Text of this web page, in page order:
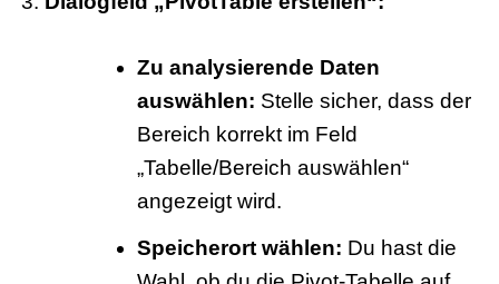
Zu analysierende Daten
auswählen: Stelle sicher, dass der
Bereich korrekt im Feld
„Tabelle/Bereich auswählen“
angezeigt wird.
Speicherort wählen: Du hast die